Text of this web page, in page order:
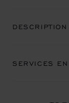
SERVICES